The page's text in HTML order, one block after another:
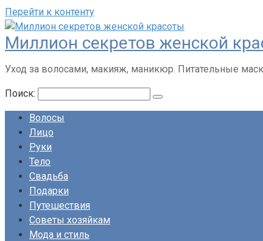
Перейти к контенту
Миллион секретов женской
Уход за волосами, макияж, маникюр. Питательные
Поиск:
Волосы
Лицо
Руки
Тело
Свадьба
Подарки
Путешествия
Советы хозяйкам
Мода и стиль